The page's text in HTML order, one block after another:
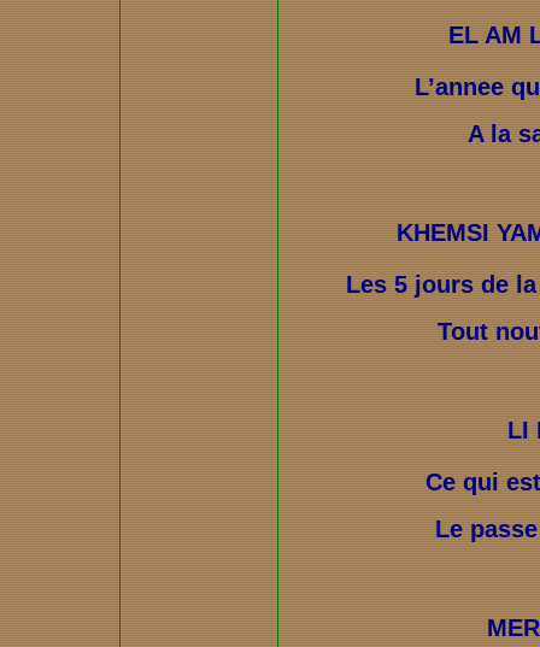
EL AM
L’annee
A la
KHEMSI
Les 5 jours de
Tout
LI
Ce qui
Le